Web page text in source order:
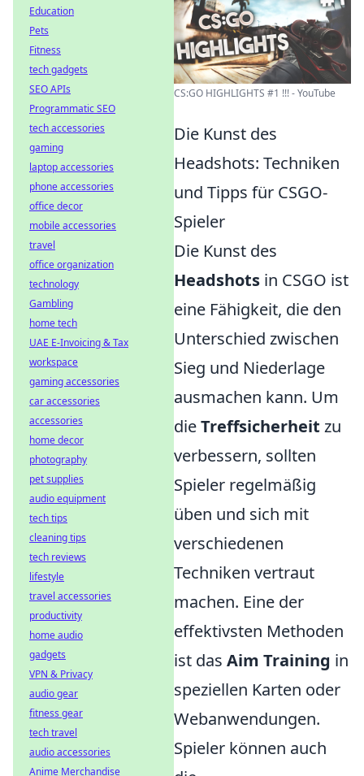
CS:GO HIGHLIGHTS #1 !!! - YouTube
Die Kunst des
Headshots: Techniken
und Tipps für CSGO-
Spieler
Die Kunst des
Headshots in CSGO ist
eine Fähigkeit, die den
Unterschied zwischen
Sieg und Niederlage
ausmachen kann. Um
dieTreffsicherheit zu
verbessern, sollten
Spieler regelmäßig
üben und sich mit
verschiedenen
Techniken vertraut
machen. Eine der
effektivsten Methoden
ist das Aim Training in
speziellen Karten oder
Webanwendungen.
Spieler können auch
Education
Pets
Fitness
tech gadgets
SEO APIs
Programmatic SEO
tech accessories
gaming
laptop accessories
phone accessories
office decor
mobile accessories
travel
office organization
technology
Gambling
home tech
UAE E-Invoicing & Tax
workspace
gaming accessories
car accessories
accessories
home decor
photography
pet supplies
audio equipment
tech tips
cleaning tips
tech reviews
lifestyle
travel accessories
productivity
home audio
gadgets
VPN & Privacy
audio gear
fitness gear
tech travel
audio accessories
Anime Merchandise